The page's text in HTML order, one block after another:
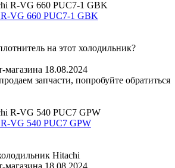
VG 660 PUC7-1 GBK
на этот холодильник?
магазина 18.08.2024
запчасти, попробуйте обратиться
VG 540 PUC7 GPW
Hitachi
магазина 18.08.2024